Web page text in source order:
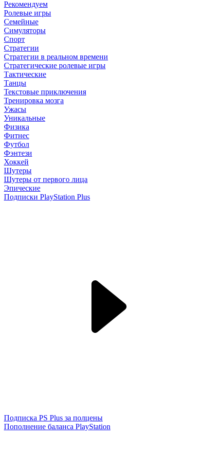
Рекомендуем
Ролевые игры
Семейные
Симуляторы
Спорт
Стратегии
Стратегии в реальном времени
Стратегические ролевые игры
Тактические
Танцы
Текстовые приключения
Тренировка мозга
Ужасы
Уникальные
Физика
Фитнес
Футбол
Фэнтези
Хоккей
Шутеры
Шутеры от первого лица
Эпические
Подписки PlayStation Plus
Подписка PS Plus за полцены
Пополнение баланса PlayStation